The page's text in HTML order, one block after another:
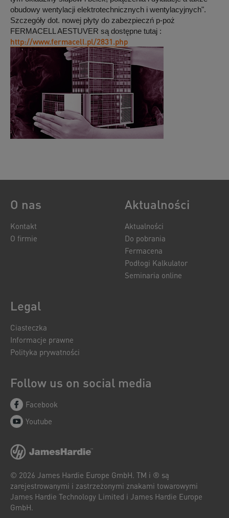
obudowy wentylacji elektrotechnicznych i wentylacyjnych".
Szczegóły dot. nowej płyty do zabezpieczń p-poż
FERMACELL AESTUVER są dostępne tutaj :
http://www.fermacell.pl/2831.php
O nas
Kontakt
O firmie
Aktualności
Aktualności
Do pobrania
Fermacena
Podłogi Kalkulator
Seminaria online
Legal
Ciasteczka
Informacje prawne
Polityka prywatności
Follow us on social media
Facebook
Youtube
© 2026 James Hardie Europe GmbH. TM i ® są
zarejestrowanymi i zastrzeżonymi znakami towarowymi
James Hardie Technology Limited i James Hardie Europe
GmbH.